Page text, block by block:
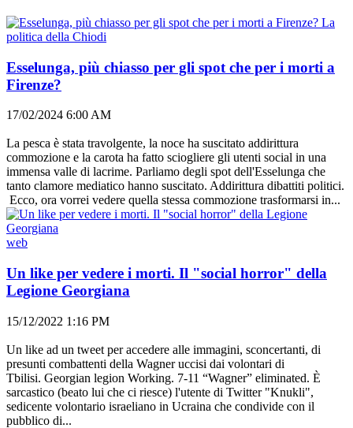
La
politica della Chiodi
Esselunga, più chiasso per gli spot che per i morti a
Firenze?
17/02/2024 6:00 AM
La pesca è stata travolgente, la noce ha suscitato addirittura
commozione e la carota ha fatto sciogliere gli utenti social in una
immensa valle di lacrime. Parliamo degli spot dell'Esselunga che
tanto clamore mediatico hanno suscitato. Addirittura dibattiti politici.
Ecco, ora vorrei vedere quella stessa commozione trasformarsi in...
web
Un like per vedere i morti. Il "social horror" della
Legione Georgiana
15/12/2022 1:16 PM
Un like ad un tweet per accedere alle immagini, sconcertanti, di
presunti combattenti della Wagner uccisi dai volontari di
Tbilisi. Georgian legion Working. 7-11 “Wagner” eliminated. È
sarcastico (beato lui che ci riesce) l'utente di Twitter "Knukli",
sedicente volontario israeliano in Ucraina che condivide con il
pubblico di...